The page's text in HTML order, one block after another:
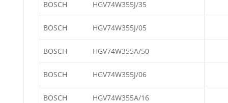
BOSCH HGV74W355J/35
BOSCH HGV74W355J/05
BOSCH HGV74W355A/50
BOSCH HGV74W355J/06
BOSCH HGV74W355A/16